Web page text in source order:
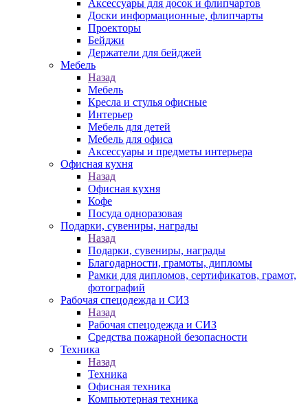
Аксессуары для досок и флипчартов
Доски информационные, флипчарты
Проекторы
Бейджи
Держатели для бейджей
Мебель
Назад
Мебель
Кресла и стулья офисные
Интерьер
Мебель для детей
Мебель для офиса
Аксессуары и предметы интерьера
Офисная кухня
Назад
Офисная кухня
Кофе
Посуда одноразовая
Подарки, сувениры, награды
Назад
Подарки, сувениры, награды
Благодарности, грамоты, дипломы
Рамки для дипломов, сертификатов, грамот,
фотографий
Рабочая спецодежда и СИЗ
Назад
Рабочая спецодежда и СИЗ
Средства пожарной безопасности
Техника
Назад
Техника
Офисная техника
Компьютерная техника